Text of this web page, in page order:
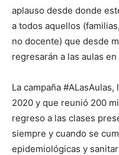
aplauso desde donde
a todos aquellos
no docente) que desde
regresarán a las aulas en
La campaña
2020 y que reunió 200
regreso a las clases
siempre y cuando se
epidemiológicas y